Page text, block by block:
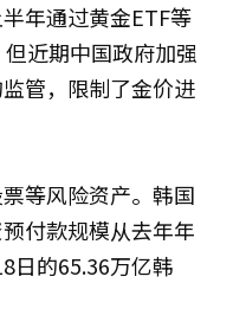
年通过黄金ETF等
近期中国政府加强
管，限制了金价进
等风险资产。韩国
付款规模从去年年
日的65.36万亿韩